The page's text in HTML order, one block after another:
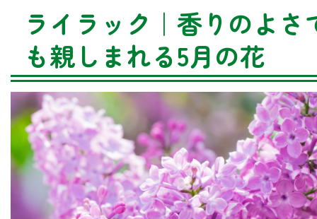
ライラック｜香りのよさ
も親しまれる5月の花